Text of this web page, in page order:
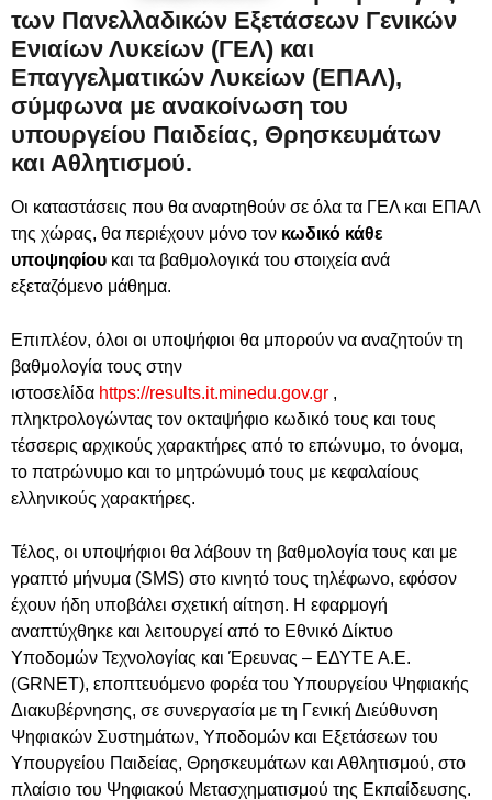
των Πανελλαδικών Εξετάσεων Γενικών
Ενιαίων Λυκείων (ΓΕΛ) και
Επαγγελματικών Λυκείων (ΕΠΑΛ),
σύμφωνα με ανακοίνωση του
υπουργείου Παιδείας, Θρησκευμάτων
και Αθλητισμού.
Οι καταστάσεις που θα αναρτηθούν σε όλα τα ΓΕΛ και ΕΠΑΛ
της χώρας, θα περιέχουν μόνο τον κωδικό κάθε
υποψηφίου και τα βαθμολογικά του στοιχεία ανά
εξεταζόμενο μάθημα.
Επιπλέον, όλοι οι υποψήφιοι θα μπορούν να αναζητούν τη
βαθμολογία τους στην
ιστοσελίδα https://results.it.minedu.gov.gr ,
πληκτρολογώντας τον οκταψήφιο κωδικό τους και τους
τέσσερις αρχικούς χαρακτήρες από το επώνυμο, το όνομα,
το πατρώνυμο και το μητρώνυμό τους με κεφαλαίους
ελληνικούς χαρακτήρες.
Τέλος, οι υποψήφιοι θα λάβουν τη βαθμολογία τους και με
γραπτό μήνυμα (SMS) στο κινητό τους τηλέφωνο, εφόσον
έχουν ήδη υποβάλει σχετική αίτηση. Η εφαρμογή
αναπτύχθηκε και λειτουργεί από το Εθνικό Δίκτυο
Υποδομών Τεχνολογίας και Έρευνας – ΕΔΥΤΕ Α.Ε.
(GRNET), εποπτευόμενο φορέα του Υπουργείου Ψηφιακής
Διακυβέρνησης, σε συνεργασία με τη Γενική Διεύθυνση
Ψηφιακών Συστημάτων, Υποδομών και Εξετάσεων του
Υπουργείου Παιδείας, Θρησκευμάτων και Αθλητισμού, στο
πλαίσιο του Ψηφιακού Μετασχηματισμού της Εκπαίδευσης.